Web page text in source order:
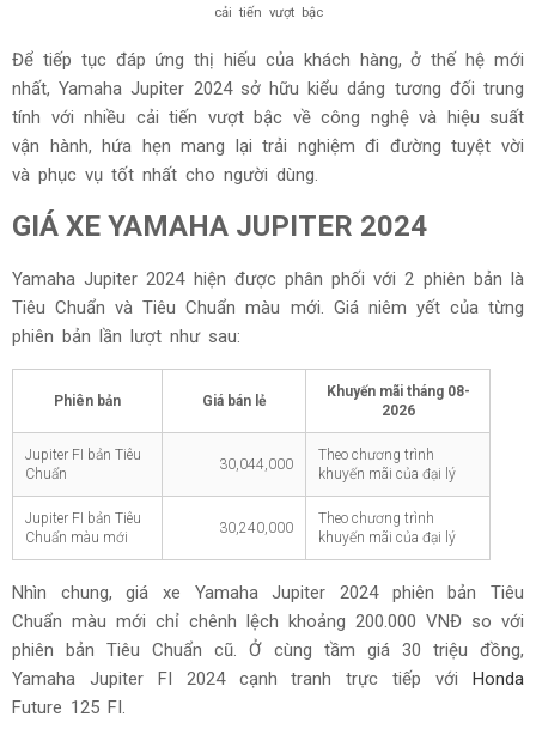
cải tiến vượt bậc
Để tiếp tục đáp ứng thị hiếu của khách hàng, ở thế hệ mới
nhất, Yamaha Jupiter 2024 sở hữu kiểu dáng tương đối trung
tính với nhiều cải tiến vượt bậc về công nghệ và hiệu suất
vận hành, hứa hẹn mang lại trải nghiệm đi đường tuyệt vời
và phục vụ tốt nhất cho người dùng.
GIÁ XE YAMAHA JUPITER 2024
Yamaha Jupiter 2024 hiện được phân phối với 2 phiên bản là
Tiêu Chuẩn và Tiêu Chuẩn màu mới. Giá niêm yết của từng
phiên bản lần lượt như sau:
Phiên bản Giá bán lẻ
Khuyến mãi tháng 08-
2026
Jupiter FI bản Tiêu
Chuẩn
30,044,000
Theo chương trình
khuyến mãi của đại lý
Jupiter FI bản Tiêu
Chuẩn màu mới
30,240,000
Theo chương trình
khuyến mãi của đại lý
Nhìn chung, giá xe Yamaha Jupiter 2024 phiên bản Tiêu
Chuẩn màu mới chỉ chênh lệch khoảng 200.000 VNĐ so với
phiên bản Tiêu Chuẩn cũ. Ở cùng tầm giá 30 triệu đồng,
Yamaha Jupiter FI 2024 cạnh tranh trực tiếp với Honda
Future 125 FI.